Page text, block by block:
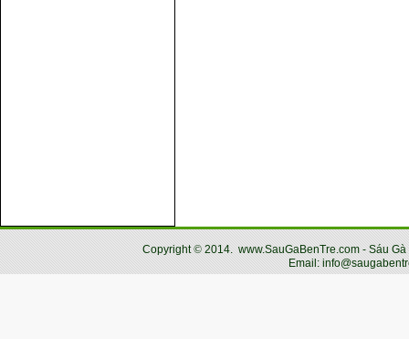
Copyright© 2014. www.SauGaBenTre.com - Sáu
Email: